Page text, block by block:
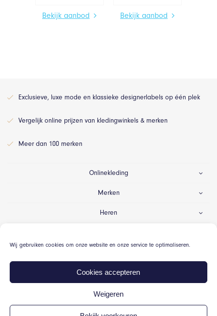
Wij gebruiken cookies om onze website en onze service te optimaliseren.
Cookies accepteren
Weigeren
Bekijk aanbod Bekijk aanbod
Exclusieve, luxe mode en klassieke designerlabels op één plek
Vergelijk online prijzen van kledingwinkels & merken
Meer dan 100 merken
Onlinekleding
Merken
Heren